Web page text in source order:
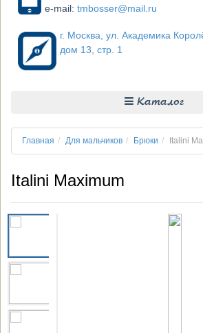
e-mail: tmbosser@mail.ru
г. Москва, ул. Академика
дом 13, стр. 1
Каталог
Главная Для мальчиков Брюки Italini
Italini Maximum